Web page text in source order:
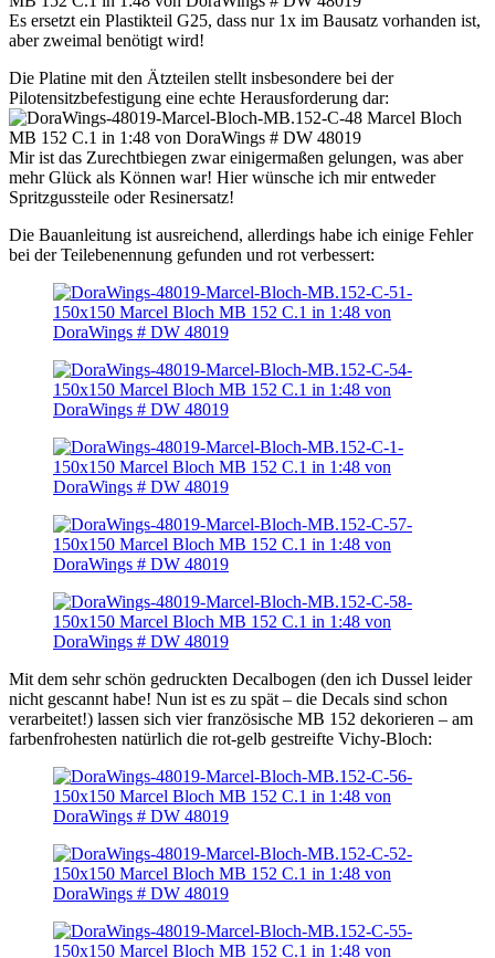
Es ersetzt ein Plastikteil G25, dass nur 1x im Bausatz vorhanden ist,
aber zweimal benötigt wird!
Die Platine mit den Ätzteilen stellt insbesondere bei der
Pilotensitzbefestigung eine echte Herausforderung dar:
Mir ist das Zurechtbiegen zwar einigermaßen gelungen, was aber
mehr Glück als Können war! Hier wünsche ich mir entweder
Spritzgussteile oder Resinersatz!
Die Bauanleitung ist ausreichend, allerdings habe ich einige Fehler
bei der Teilebenennung gefunden und rot verbessert:
Mit dem sehr schön gedruckten Decalbogen (den ich Dussel leider
nicht gescannt habe! Nun ist es zu spät – die Decals sind schon
verarbeitet!) lassen sich vier französische MB 152 dekorieren – am
farbenfrohesten natürlich die rot-gelb gestreifte Vichy-Bloch: